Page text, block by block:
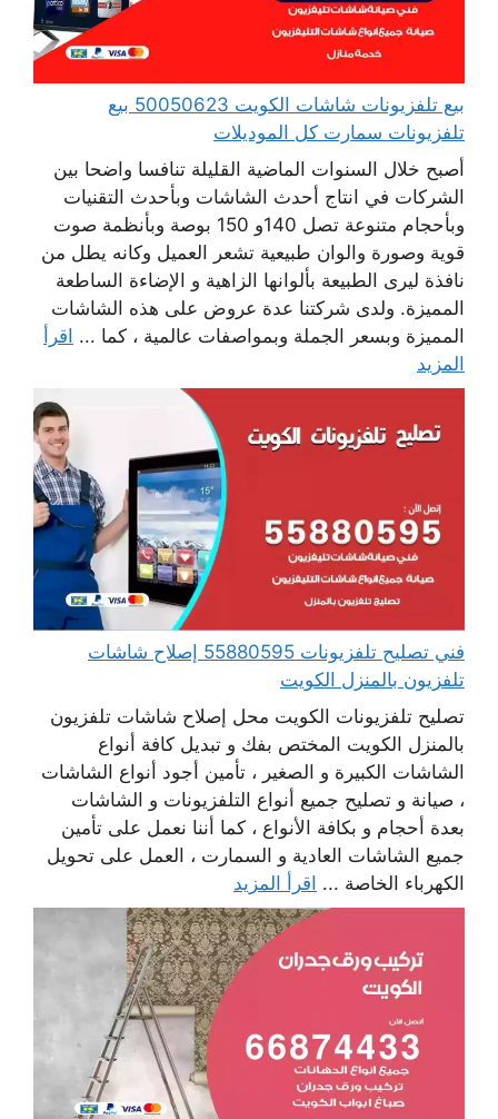
بيع تلفزيونات شاشات الكويت 50050623 بيع
تلفزيونات سمارت كل الموديلات
أصبح خلال السنوات الماضية القليلة تنافسا واضحا بين
الشركات في انتاج أحدث الشاشات وبأحدث التقنيات
وبأحجام متنوعة تصل 140و 150 بوصة وبأنظمة صوت
قوية وصورة والوان طبيعية تشعر العميل وكانه يطل من
نافذة ليرى الطبيعة بألوانها الزاهية و الإضاءة الساطعة
المميزة. ولدى شركتنا عدة عروض على هذه الشاشات
المميزة وبسعر الجملة وبمواصفات عالمية ، كما ... اقرأ
المزيد
فني تصليح تلفزيونات 55880595 إصلاح شاشات
تلفزيون بالمنزل الكويت
تصليح تلفزيونات الكويت محل إصلاح شاشات تلفزيون
بالمنزل الكويت المختص بفك و تبديل كافة أنواع
الشاشات الكبيرة و الصغير ، تأمين أجود أنواع الشاشات
، صيانة و تصليح جميع أنواع التلفزيونات و الشاشات
بعدة أحجام و بكافة الأنواع ، كما أننا نعمل على تأمين
جميع الشاشات العادية و السمارت ، العمل على تحويل
الكهرباء الخاصة ... اقرأ المزيد